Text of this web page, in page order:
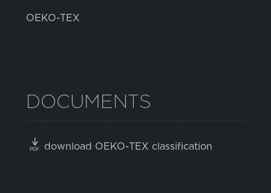
OEKO-TEX
DOCUMENTS
download OEKO-TEX classification